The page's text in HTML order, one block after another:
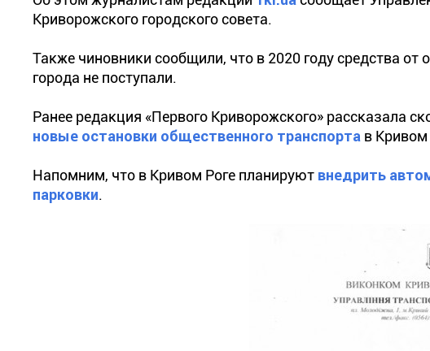
Криворожского городского совета.
Также чиновники сообщили, что в 2020 году средства
города не поступали.
Ранее редакция «Первого Криворожского» рассказала
новые остановки общественного транспорта в Кривом
Напомним, что в Кривом Роге планируют внедрить
парковки.